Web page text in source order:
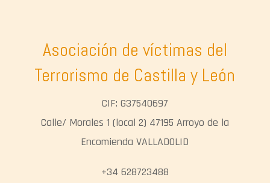
Asociación de víctimas del
Terrorismo de Castilla y León
CIF: G37540697
Calle/ Morales 1 (local 2) 47195 Arroyo de la
Encomienda VALLADOLID
+34 628723488